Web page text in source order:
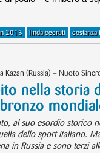
2015 linda ceeruti costanza
(Russia) – Nuoto
nella storia
al suo esordio storico
dello sport italiano.
in Russia e sono terzi